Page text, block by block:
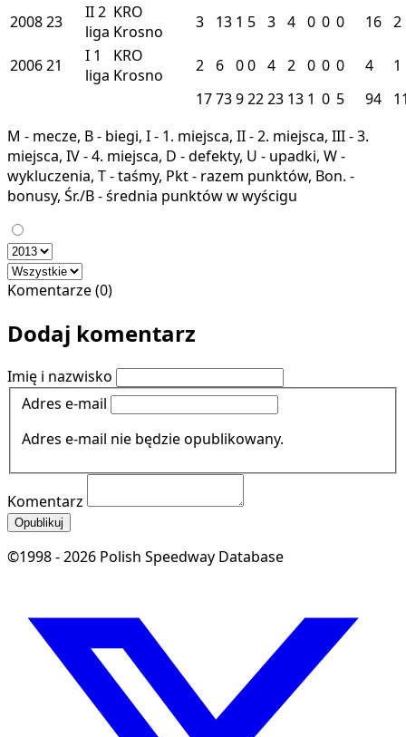
200823 II2
liga
KRO
Krosno
3 13 1 5 3 4 0 0 0 16 2
200621 I 1
liga
KRO
Krosno
2 6 00 4 2 0 0 0 4
1
177392223 13 1 0 5 94
M - mecze, B - biegi, I - 1. miejsca, II - 2. miejsca, III - 3.
miejsca, IV - 4. miejsca, D - defekty, U - upadki, W -
wykluczenia, T - taśmy, Pkt - razem punktów, Bon. -
bonusy, Śr./B - średnia punktów w wyścigu
Komentarze (0)
Dodaj komentarz
Imię i nazwisko
Adres e-mail
Adres e-mail nie będzie opublikowany.
Komentarz
Opublikuj
©1998 - 2026 Polish Speedway Database